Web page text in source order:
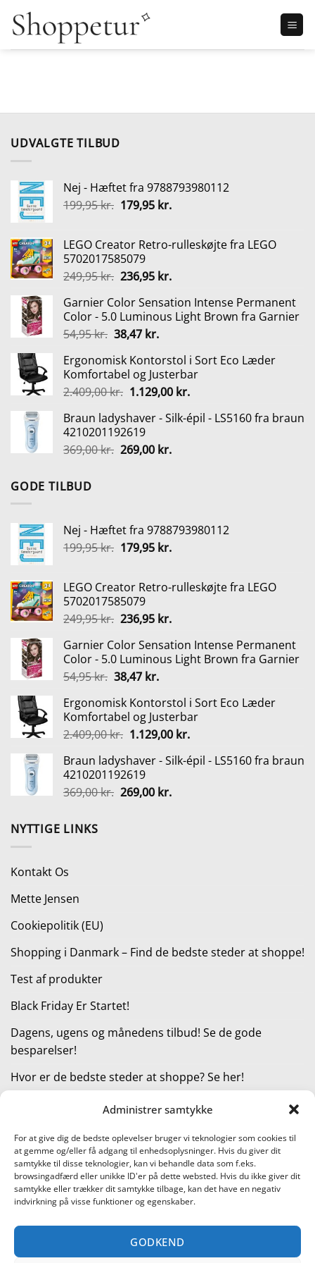
Administrer samtykke
For at give dig de bedste oplevelser bruger vi teknologier som cookies til
at gemme og/eller få adgang til enhedsoplysninger. Hvis du giver dit
samtykke til disse teknologier, kan vi behandle data som f.eks.
browsingadfærd eller unikke ID'er på dette websted. Hvis du ikke giver dit
samtykke eller trækker dit samtykke tilbage, kan det have en negativ
indvirkning på visse funktioner og egenskaber.
GODKEND
Fortsæt
UDVALGTE TILBUD
Nej - Hæftet fra 9788793980112
199,95kr. Den
var:
199,95 kr..
179,95 kr.Den
er:
LEGO Creator Retro-rulleskøjte fra LEGO
5702017585079
249,95kr. Den
pris
var:
249,95 kr..
236,95 kr.Den
pris
er:
Garnier Color Sensation Intense Permanent
Color - 5.0 Luminous Light Brown fra Garnier
54,95kr. Den
pris
var:
54,95 kr..
38,47 kr.Den
pris
er:
38,47 kr..
Ergonomisk Kontorstol i Sort Eco Læder
Komfortabel og Justerbar
2.409,00kr. Den
pris
var:
2.409,00 kr..
1.129,00 kr.Den
pris
Braun ladyshaver - Silk-épil - LS5160 fra braun
4210201192619
369,00kr. Den
269,00 kr.Den
GODE TILBUD
Nej - Hæftet fra 9788793980112
199,95kr. Den
var:
199,95 kr..
179,95 kr.Den
er:
LEGO Creator Retro-rulleskøjte fra LEGO
5702017585079
249,95kr. Den
pris
var:
249,95 kr..
236,95 kr.Den
pris
er:
Garnier Color Sensation Intense Permanent
Color - 5.0 Luminous Light Brown fra Garnier
54,95kr. Den
pris
var:
54,95 kr..
38,47 kr.Den
pris
er:
38,47 kr..
Ergonomisk Kontorstol i Sort Eco Læder
Komfortabel og Justerbar
2.409,00kr. Den
pris
var:
2.409,00 kr..
1.129,00 kr.Den
pris
Braun ladyshaver - Silk-épil - LS5160 fra braun
4210201192619
369,00kr. Den
269,00 kr.Den
NYTTIGE LINKS
Kontakt Os
Mette Jensen
Cookiepolitik (EU)
Shopping i Danmark – Find de bedste steder at shoppe!
Test af produkter
Black Friday Er Startet!
Dagens, ugens og månedens tilbud! Se de gode
besparelser!
Hvor er de bedste steder at shoppe? Se her!
Kategorier
Læs vores guide til online shopping
PayPal Stripe